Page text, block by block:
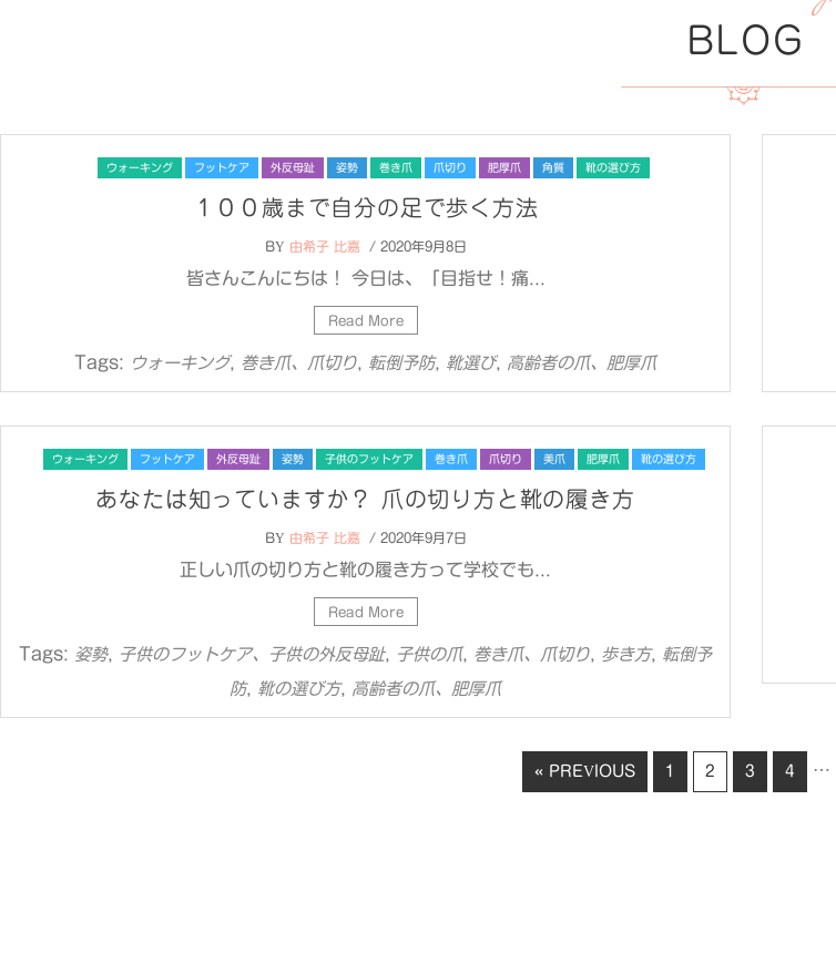
BLOG
ウォーキング フットケア 外反母趾 姿勢 巻き爪 爪切り 肥厚爪 角質 靴の選び方
１００歳まで自分の足で歩く方法
BY 由希子 比嘉 / 2020年9月8日
皆さんこんにちは！ 今日は、「目指せ！痛...
Read More
Tags: ウォーキング, 巻き爪、爪切り, 転倒予防, 靴選び, 高齢者の爪、肥厚爪
ウォーキング フットケア 外反母趾 姿勢 子供のフットケア 巻き爪 爪切り 美爪 肥厚爪 靴の選び方
あなたは知っていますか？ 爪の切り方と靴の履き方
BY 由希子 比嘉 / 2020年9月7日
正しい爪の切り方と靴の履き方って学校でも...
Read More
Tags: 姿勢, 子供のフットケア、子供の外反母趾, 子供の爪, 巻き爪、爪切り, 歩き方, 転倒予
防, 靴の選び方, 高齢者の爪、肥厚爪
« PREVIOUS 1 2 3 4 …